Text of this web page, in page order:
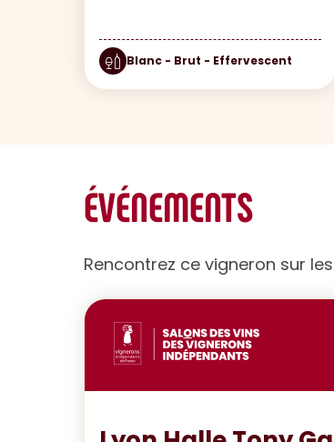
Blanc - Brut - Effervescent
ÉVÉNEMENTS
Rencontrez ce vigneron sur